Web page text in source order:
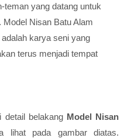
teman yang datang untuk
Model Nisan Batu Alam
karya seni yang
terus menjadi tempat
detail belakang Model Nisan
lihat pada gambar diatas.